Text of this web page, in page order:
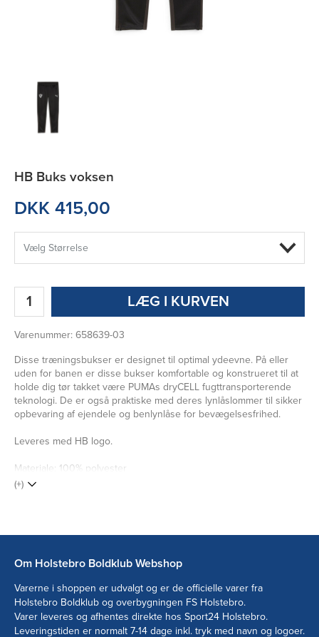
HB Buks voksen
DKK 415,00
LÆG I KURVEN
Varenummer: 658639-03
Disse træningsbukser er designet til optimal ydeevne. På eller
uden for banen er disse bukser komfortable og konstrueret til at
holde dig tør takket være PUMAs dryCELL fugttransporterende
teknologi. De er også praktiske med deres lynlåslommer til sikker
opbevaring af ejendele og benlynlåse for bevægelsesfrihed.
Leveres med HB logo.
Materiale: 100% polyester
(+)
Om Holstebro Boldklub Webshop
Varerne i shoppen er udvalgt og er de officielle varer fra
Holstebro Boldklub og overbygningen FS Holstebro.
Varer leveres og afhentes direkte hos Sport24 Holstebro.
Leveringstiden er normalt 7-14 dage inkl. tryk med navn og logoer.